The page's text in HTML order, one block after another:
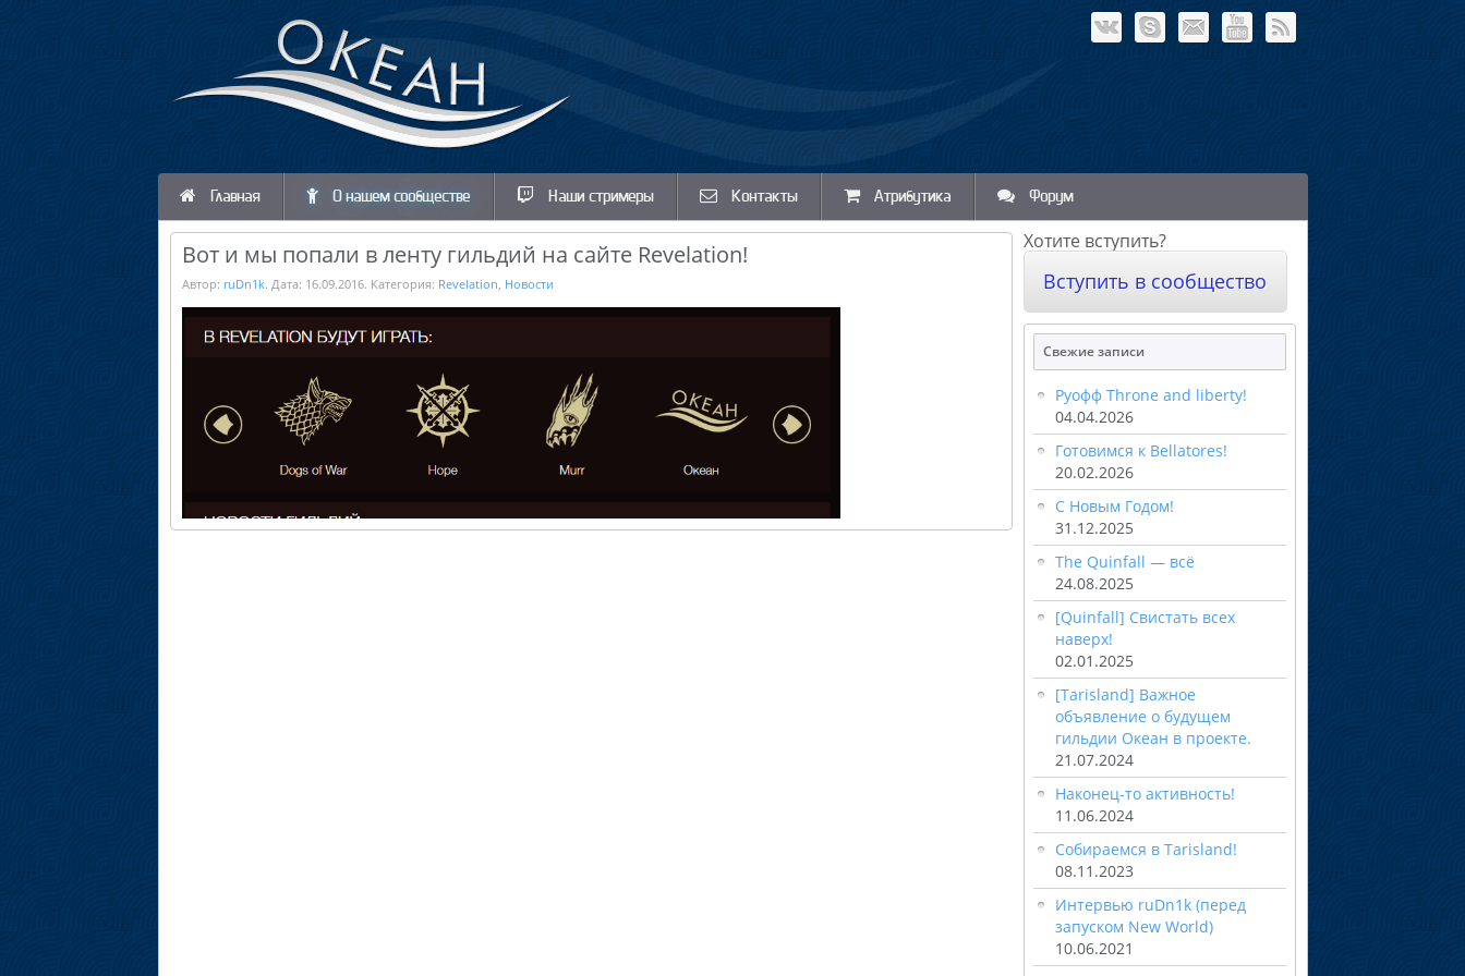
Главная О нашем сообществе Наши стримеры Контакты Атрибутика Форум
Вот и мы попали в ленту гильдий на сайте Revelation!
Автор: ruDn1k. Дата: 16.09.2016. Категория: Revelation, Новости
Хотите вступить?
Вступить в сообщество
Свежие записи
Руофф Throne and liberty!
04.04.2026
Готовимся к Bellatores!
20.02.2026
С Новым Годом!
31.12.2025
The Quinfall — всё
24.08.2025
[Quinfall] Свистать всех
наверх!
02.01.2025
[Tarisland] Важное
объявление о будущем
гильдии Океан в проекте.
21.07.2024
Наконец-то активность!
11.06.2024
Собираемся в Tarisland!
08.11.2023
Интервью ruDn1k (перед
запуском New World)
10.06.2021